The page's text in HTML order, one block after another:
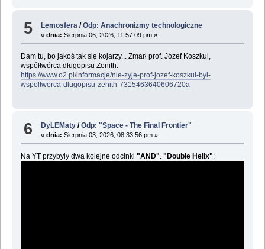
5 Lemosfera /Odp: Anachronizmy technologiczne
«dnia: Sierpnia 06, 2026, 11:57:09 pm »
Dam tu, bo jakoś tak się kojarzy... Zmarł prof. Józef Koszkul,
współtwórca długopisu Zenith:
https://www.o2.pl/informacje/nie-zyje-prof-jozef-koszkul-byl-
wspoltworca-dlugopisu-zenith-7315463640606720a
6 DyLEMaty /Odp: "Space - The Final Frontier"
«dnia: Sierpnia 03, 2026, 08:33:56 pm »
Na YT przybyły dwa kolejne odcinki "AND". "Double Helix":